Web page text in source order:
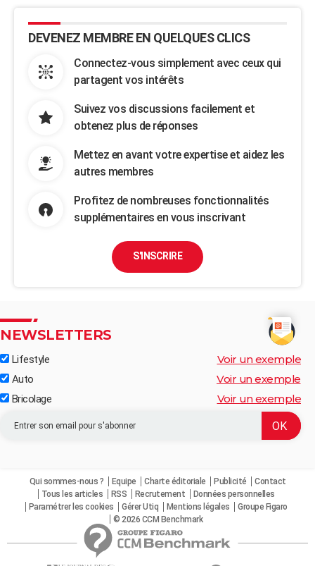
DEVENEZ MEMBRE EN QUELQUES CLICS
Connectez-vous simplement avec ceux qui
partagent vos intérêts
Suivez vos discussions facilement et
obtenez plus de réponses
Mettez en avant votre expertise et aidez les
autres membres
Profitez de nombreuses fonctionnalités
supplémentaires en vous inscrivant
S'INSCRIRE
NEWSLETTERS
Lifestyle Voir un exemple
Auto Voir un exemple
Bricolage Voir un exemple
Qui sommes-nous ? Equipe Charte éditoriale Publicité
Contact
Tous les articles
RSS Recrutement
Données personnelles
Paramétrer les cookies
Gérer Utiq Mentions légales
Groupe Figaro
© 2026 CCM Benchmark